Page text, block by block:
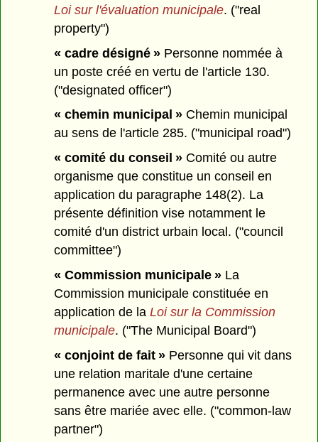
Loi sur l'évaluation municipale. ("real
property")
« cadre désigné » Personne nommée à
un poste créé en vertu de l'article 130.
("designated officer")
« chemin municipal » Chemin municipal
au sens de l'article 285. ("municipal road")
« comité du conseil » Comité ou autre
organisme que constitue un conseil en
application du paragraphe 148(2). La
présente définition vise notamment le
comité d'un district urbain local. ("council
committee")
« Commission municipale » La
Commission municipale constituée en
application de laLoi sur la Commission
municipale. ("The Municipal Board")
« conjoint de fait » Personne qui vit dans
une relation maritale d'une certaine
permanence avec une autre personne
sans être mariée avec elle. ("common-law
partner")